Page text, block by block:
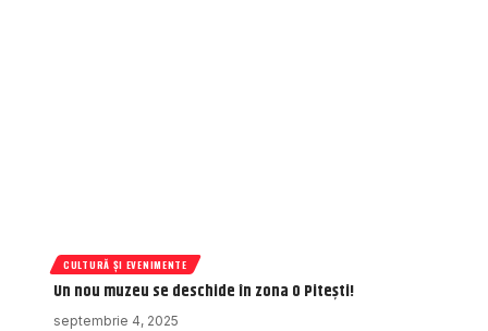
CULTURĂ ȘI EVENIMENTE
Un nou muzeu se deschide în zona 0 Pitești!
septembrie 4, 2025